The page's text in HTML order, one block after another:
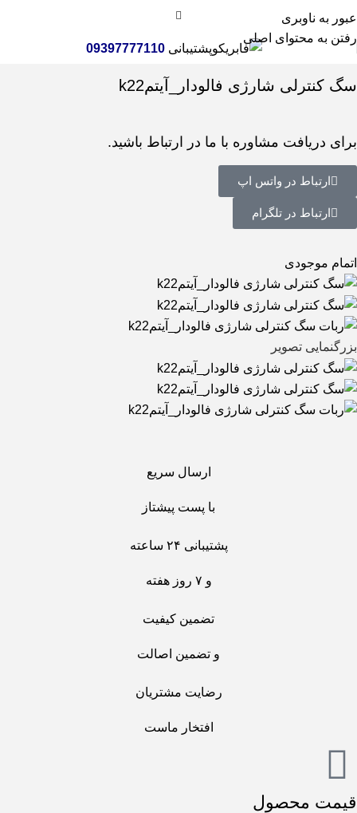
عبور به ناوبری
رفتن به محتوای اصلی
پشتیبانی09397777110 خانه اسباب بازی ربات اسباب بازی
سگ کنترلی شارژی فالودار_آیتمk22
برای دریافت مشاوره با ما در ارتباط باشید.
ارتباط در واتس اپ
ارتباط در تلگرام
اتمام موجودی
بزرگنمایی تصویر
ارسال سریع
با پست پیشتاز
پشتیبانی ۲۴ ساعته
و ۷ روز هفته
تضمین کیفیت
و تضمین اصالت
رضایت مشتریان
افتخار ماست
قیمت محصول